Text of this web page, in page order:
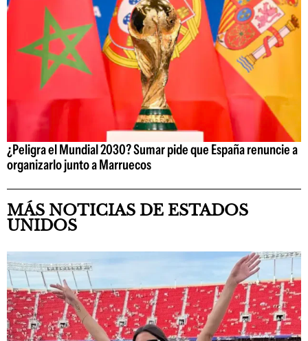
¿Peligra el Mundial 2030? Sumar pide que España renuncie a
organizarlo junto a Marruecos
MÁS NOTICIAS DE ESTADOS
UNIDOS